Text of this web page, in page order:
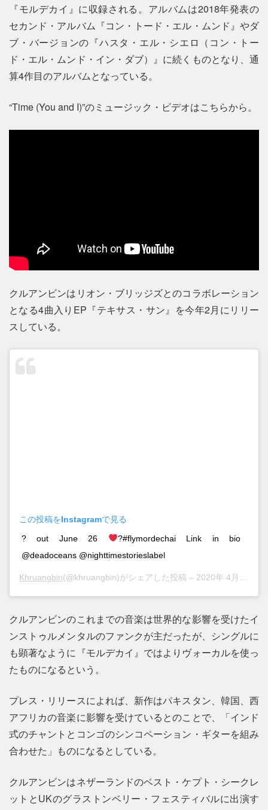
『モルデカイ』に収録される。アルバムは2018年発表の
セカンド・アルバム『コン・トード・エル・ムンド』やダ
ブ・バージョンの『ハスタ・エル・シエロ（コン・トー
ド・エル・ムンド・イン・ダブ）』に続くものとなり、通
算4作目のアルバムとなっている。
“Time (You and I)”のミュージック・ビデオはこちらから。
クルアンビンはリオン・ブリッジズとのコラボレーション
となる4曲入りEP『テキサス・サン』を今年2月にリリー
スしている。
この投稿をInstagramで見る
? out June 26
?#flymordechai Link in bio⠀
@deadoceans @nighttimestorieslabel
Khruangbin(@khruangbin)がシェアした投稿 – 2020年 4月月27日午後12時00分PDT
クルアンビンのこれまでの音楽は世界的な影響を受けたイ
ンストゥルメンタルのファンクが主だったが、シングルに
も顕著なように『モルデカイ』ではよりヴォーカルを使っ
たものになるという。
プレス・リリースによれば、新作はパキスタン、韓国、西
アフリカの音楽に影響を受けているとのことで、「インド
式のチャントとコンゴのシンコペーション・ギターを組み
合わせた」ものになるとしている。
クルアンビンはネザーランドのベスト・ケプト・シークレ
ットとUKのグラストンベリー・フェスティバルに出演す